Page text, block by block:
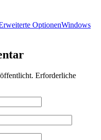
OptionenWindows
Erforderliche